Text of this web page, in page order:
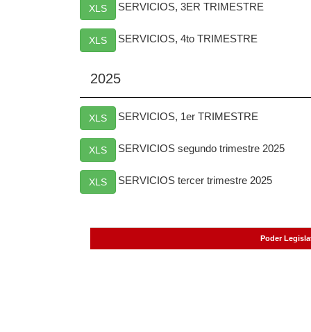
XLS SERVICIOS, 3ER TRIMESTRE
XLS SERVICIOS, 4to TRIMESTRE
2025
XLS SERVICIOS, 1er TRIMESTRE
XLS SERVICIOS segundo trimestre 2025
XLS SERVICIOS tercer trimestre 2025
Poder